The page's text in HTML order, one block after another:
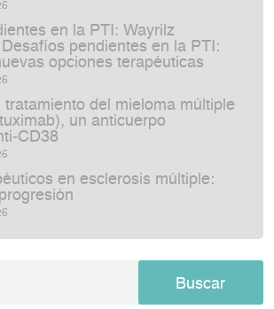
en la PTI: Wayrilz
pendientes en la PTI:
opciones terapéuticas
tratamiento del mieloma múltiple
un anticuerpo
en esclerosis múltiple: